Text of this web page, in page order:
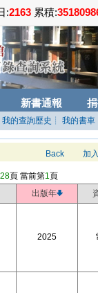
:2163 累積:
新書通報
我的查詢歷史 ┊ 我的書車
Back 加
頁 當前第1頁
出版年
2025